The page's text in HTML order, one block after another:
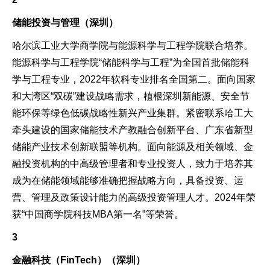
储能投资与管理（深圳）
哈尔滨工业大学商学院与能源科学与工程学院联合培养。
能源科学与工程学院“储能科学与工程”为全国首批储能科
学与工程专业，2022年软科专业排名全国第二。面向国家
和大湾区“双碳”建设战略需求，植根深圳新能源、安全节
能环保等绿色低碳战略性新兴产业集群。紧密联系哈工大
牵头建设的国家储能技术产教融合创新平台、广东省新型
储能产业技术创新联盟等机构。面向能源及相关领域、金
融投资机构的中高级管理者和专业投资人，致力于培养其
成为在储能领域能够准确把握战略方向，具备投资、运
营、管理及政策设计能力的高级投资管理人才。2024年荣
获“中国商学院科技MBA第一名”等荣誉。
3
金融科技（FinTech）（深圳）